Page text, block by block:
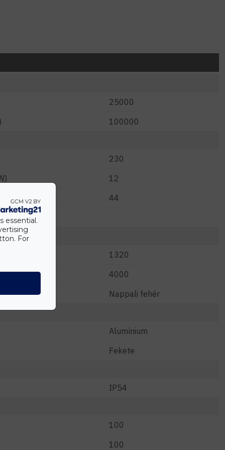
25000
100000
230
12
44
1320
4000
Nappali fehér
Alumínium
Fekete
IP54
100
100
essential.
For